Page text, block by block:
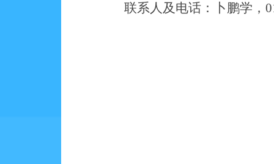
联系人及电话：卜鹏学，